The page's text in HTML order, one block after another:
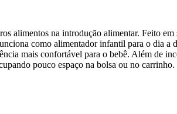
alimentos na introdução alimentar. Feito
como alimentador infantil para o dia
mais confortável para o bebê. Além de
pouco espaço na bolsa ou no